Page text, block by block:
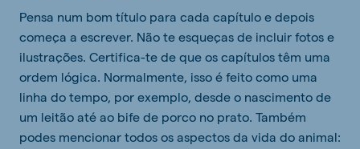
Pensa num bom título para cada capítulo e depois
começa a escrever. Não te esqueças de incluir fotos e
ilustrações. Certifica-te de que os capítulos têm uma
ordem lógica. Normalmente, isso é feito como uma
linha do tempo, por exemplo, desde o nascimento de
um leitão até ao bife de porco no prato. Também
podes mencionar todos os aspectos da vida do animal: